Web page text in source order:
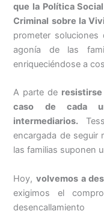
que la Política
Criminal sobre la
prometer
agonía de las
enriqueciéndose a
A parte de
caso de cada
intermediarios.
encargada de seguir
las familias suponen
Hoy,volvemos a
exigimos el